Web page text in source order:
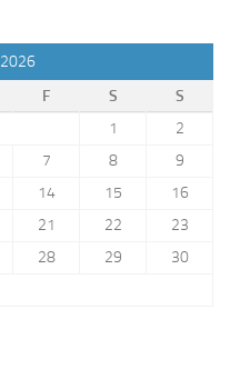
F S
S
1
2
7 8
9
14 15
16
21 22
23
28 29
30